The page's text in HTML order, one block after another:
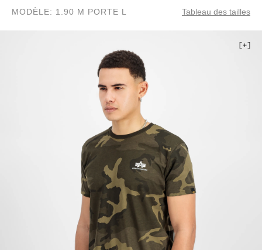
MODÈLE: 1.90 M PORTE L Tableau des tailles